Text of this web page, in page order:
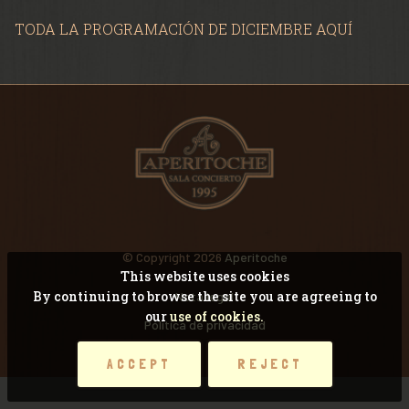
TODA LA PROGRAMACIÓN DE DICIEMBRE AQUÍ
© Copyright 2026Aperitoche
Nota legal
Pólitica de privacidad
This website uses cookies
By continuing to browse the site you are agreeing to
ouruse of cookies.
ACCEPT REJECT